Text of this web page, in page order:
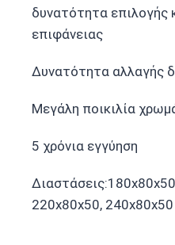
δυνατότητα επιλογής
επιφάνειας
Δυνατότητα αλλαγής
Μεγάλη ποικιλία
5 χρόνια εγγύηση
220x80x50, 240x80x50